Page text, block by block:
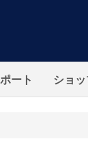
ート ショ